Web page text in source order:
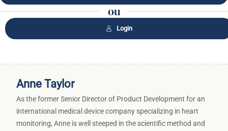
ou
Login
Anne Taylor
As the former Senior Director of Product Development for an
international medical device company specializing in heart
monitoring, Anne is well steeped in the scientific method and